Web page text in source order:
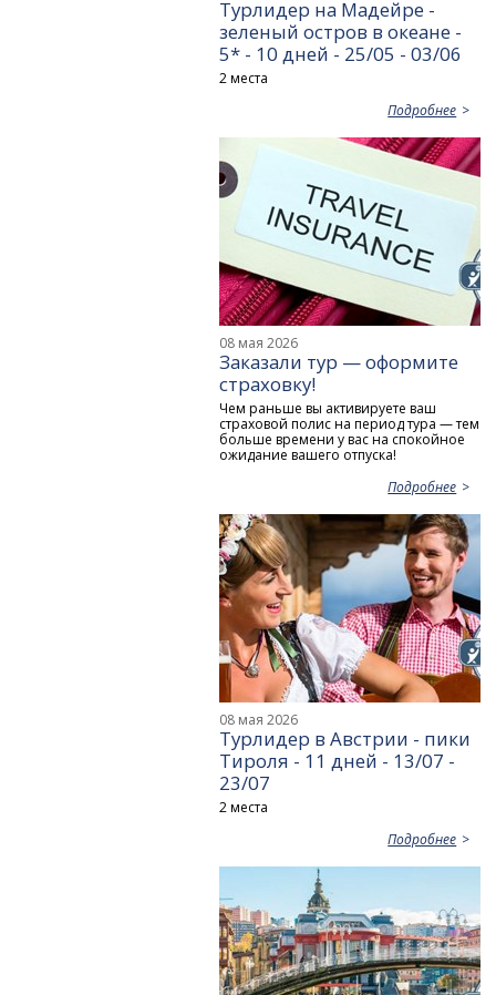
Турлидер на Мадейре -
зеленый остров в океане -
5* - 10 дней - 25/05 - 03/06
2 места
Подробнее
08 мая 2026
Заказали тур — оформите
страховку!
Чем раньше вы активируете ваш
страховой полис на период тура — тем
больше времени у вас на спокойное
ожидание вашего отпуска!
Подробнее
08 мая 2026
Турлидер в Австрии - пики
Тироля - 11 дней - 13/07 -
23/07
2 места
Подробнее